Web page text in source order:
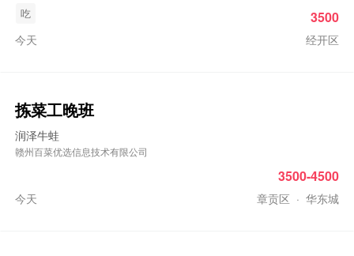
吃
今天 经开区
3500
拣菜工晚班
润泽牛蛙
赣州百菜优选信息技术有限公司
今天 章贡区 · 华东城
3500-4500